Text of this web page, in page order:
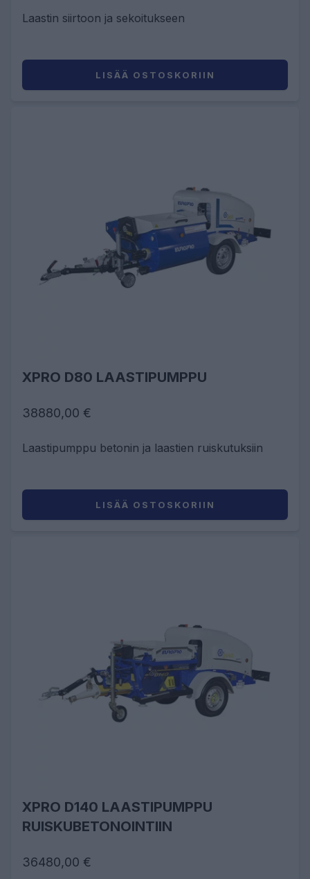
Laastin siirtoon ja sekoitukseen
LISÄÄ OSTOSKORIIN
XPRO D80 LAASTIPUMPPU
38880,00 €
Laastipumppu betonin ja laastien ruiskutuksiin
LISÄÄ OSTOSKORIIN
XPRO D140 LAASTIPUMPPU
RUISKUBETONOINTIIN
36480,00 €